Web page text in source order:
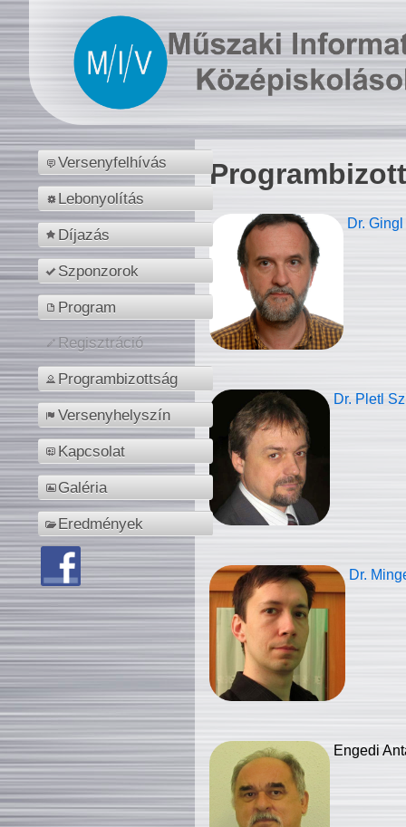
Versenyfelhívás
Lebonyolítás
Díjazás
Szponzorok
Program
Regisztráció
Programbizottság
Versenyhelyszín
Kapcsolat
Galéria
Eredmények
Dr.
Dr. Pletl
Dr.
Engedi